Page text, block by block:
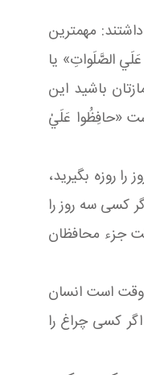
مهمترین
الصَّلَواتِ» یا
باشید این
«حافِظُوا عَلَيٰ
روزه بگیرید،
كسی سه روز را
جزء محافظان
است انسان
كسی چراغ را